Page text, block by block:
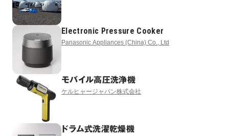
Electronic Pressure Cooker
Panasonic Appliances (China) Co., Ltd
モバイル高圧洗浄機
ケルヒャージャパン株式会社
ドラム式洗濯乾燥機